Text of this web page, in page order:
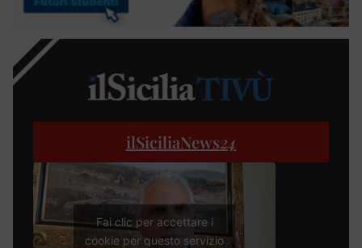
ilSiciliaNews24
Fai clic per accettare i
cookie per questo servizio